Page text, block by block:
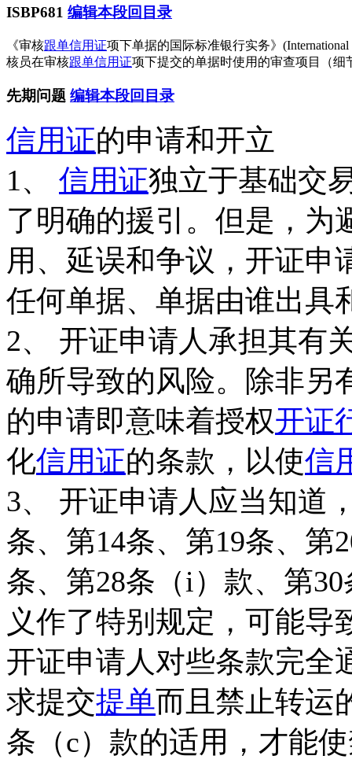
ISBP681 编辑本段回目录
《审核跟单信用证项下单据的国际标准银行实务》
核员在审核跟单信用证项下提交的单据时使用的审查项目（细
先期问题 编辑本段回目录
信用证的申请和开立
1、 信用证独立于基础交
了明确的援引。但是，为
用、延误和争议，开证申
任何单据、单据由谁出具
2、 开证申请人承担其有
确所导致的风险。除非另
的申请即意味着授权开证
化信用证的条款，以使信
3、 开证申请人应当知道
条、第14条、第19条、第
条、第28条（i）款、第
义作了特别规定，可能导
开证申请人对些条款完全
求提交提单而且禁止转运
条（c）款的适用，才能